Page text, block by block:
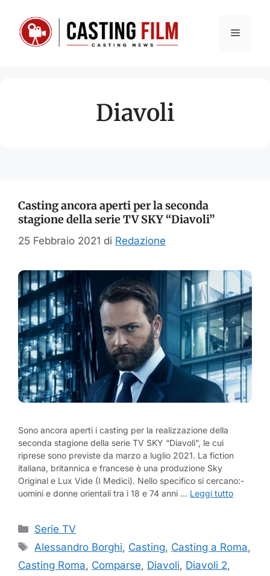
contenuto
Menu
Diavoli
Casting ancora aperti per la seconda
stagione della serie TV SKY “Diavoli”
25 Febbraio 2021 di Redazione
Sono ancora aperti i casting per la realizzazione della
seconda stagione della serie TV SKY “Diavoli”, le cui
riprese sono previste da marzo a luglio 2021. La fiction
italiana, britannica e francese è una produzione Sky
Original e Lux Vide (I Medici). Nello specifico si cercano:-
uomini e donne orientali tra i 18 e 74 anni … Leggi tutto
Categorie
Serie TV
Tag
Alessandro Borghi, Casting, Casting a Roma,
Casting Roma, Comparse, Diavoli, Diavoli 2,